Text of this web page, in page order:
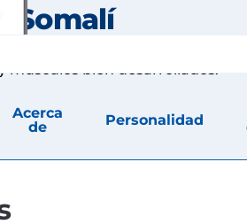
Somalí
de tamaño mediano, con
músculos bien desarrollados.
Acerca
de
Personalidad